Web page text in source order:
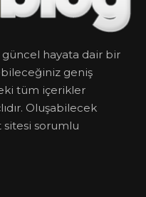
hayata dair bir
geniş
tüm içerikler
Oluşabilecek
sorumlu